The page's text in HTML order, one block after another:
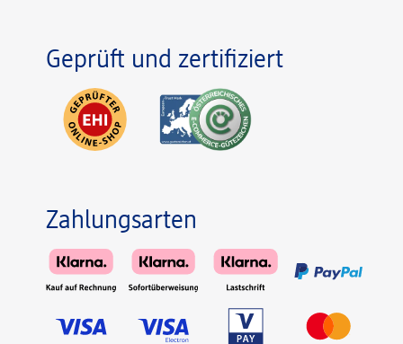
Geprüft und zertifiziert
Zahlungsarten